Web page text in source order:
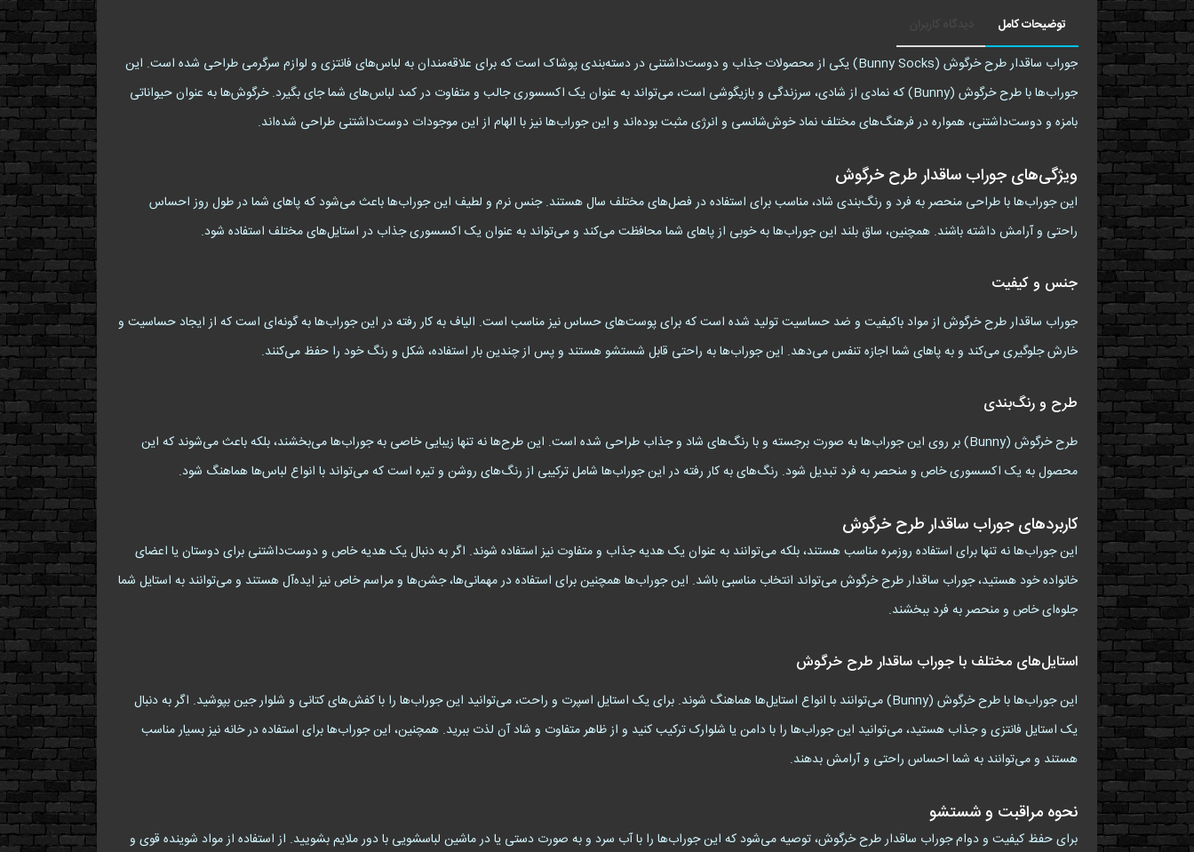
توضیحات کامل
جوراب ساقدار طرح خرگوش (Bunny Socks) یکی از محصولات جذاب و دوست‌داشتنی در دسته‌بندی پوشاک است که برای علاقه‌مندان به لباس‌های فانتزی و لوازم سرگرمی طراحی شده است. این
جوراب‌ها با طرح خرگوش (Bunny) که نمادی از شادی، سرزندگی و بازیگوشی است، می‌تواند به عنوان یک اکسسوری جالب و متفاوت در کمد لباس‌های شما جای بگیرد. خرگوش‌ها به عنوان حیواناتی
بامزه و دوست‌داشتنی، همواره در فرهنگ‌های مختلف نماد خوش‌شانسی و انرژی مثبت بوده‌اند و این جوراب‌ها نیز با الهام از این موجودات دوست‌داشتنی طراحی شده‌اند.
ویژگی‌های جوراب ساقدار طرح خرگوش
این جوراب‌ها با طراحی منحصر به فرد و رنگ‌بندی شاد، مناسب برای استفاده در فصل‌های مختلف سال هستند. جنس نرم و لطیف این جوراب‌ها باعث می‌شود که پاهای شما در طول روز احساس
راحتی و آرامش داشته باشند. همچنین، ساق بلند این جوراب‌ها به خوبی از پاهای شما محافظت می‌کند و می‌تواند به عنوان یک اکسسوری جذاب در استایل‌های مختلف استفاده شود.
جنس و کیفیت
جوراب ساقدار طرح خرگوش از مواد باکیفیت و ضد حساسیت تولید شده است که برای پوست‌های حساس نیز مناسب است. الیاف به کار رفته در این جوراب‌ها به گونه‌ای است که از ایجاد حساسیت و
خارش جلوگیری می‌کند و به پاهای شما اجازه تنفس می‌دهد. این جوراب‌ها به راحتی قابل شستشو هستند و پس از چندین بار استفاده، شکل و رنگ خود را حفظ می‌کنند.
طرح و رنگ‌بندی
طرح خرگوش (Bunny) بر روی این جوراب‌ها به صورت برجسته و با رنگ‌های شاد و جذاب طراحی شده است. این طرح‌ها نه تنها زیبایی خاصی به جوراب‌ها می‌بخشند، بلکه باعث می‌شوند که این
محصول به یک اکسسوری خاص و منحصر به فرد تبدیل شود. رنگ‌های به کار رفته در این جوراب‌ها شامل ترکیبی از رنگ‌های روشن و تیره است که می‌تواند با انواع لباس‌ها هماهنگ شود.
کاربردهای جوراب ساقدار طرح خرگوش
این جوراب‌ها نه تنها برای استفاده روزمره مناسب هستند، بلکه می‌توانند به عنوان یک هدیه جذاب و متفاوت نیز استفاده شوند. اگر به دنبال یک هدیه خاص و دوست‌داشتنی برای دوستان یا اعضای
خانواده خود هستید، جوراب ساقدار طرح خرگوش می‌تواند انتخاب مناسبی باشد. این جوراب‌ها همچنین برای استفاده در مهمانی‌ها، جشن‌ها و مراسم خاص نیز ایده‌آل هستند و می‌توانند به استایل شما
جلوه‌ای خاص و منحصر به فرد ببخشند.
استایل‌های مختلف با جوراب ساقدار طرح خرگوش
این جوراب‌ها با طرح خرگوش (Bunny) می‌توانند با انواع استایل‌ها هماهنگ شوند. برای یک استایل اسپرت و راحت، می‌توانید این جوراب‌ها را با کفش‌های کتانی و شلوار جین بپوشید. اگر به دنبال
یک استایل فانتزی و جذاب هستید، می‌توانید این جوراب‌ها را با دامن یا شلوارک ترکیب کنید و از ظاهر متفاوت و شاد آن لذت ببرید. همچنین، این جوراب‌ها برای استفاده در خانه نیز بسیار مناسب
هستند و می‌توانند به شما احساس راحتی و آرامش بدهند.
نحوه مراقبت و شستشو
برای حفظ کیفیت و دوام جوراب ساقدار طرح خرگوش، توصیه می‌شود که این جوراب‌ها را با آب سرد و به صورت دستی یا در ماشین لباسشویی با دور ملایم بشویید. از استفاده از مواد شوینده قوی و